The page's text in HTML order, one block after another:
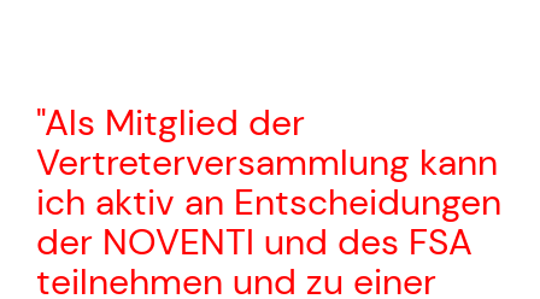
"Als Mitglied der
Vertreterversammlung kann
ich aktiv an Entscheidungen
der NOVENTI und des FSA
teilnehmen und zu einer